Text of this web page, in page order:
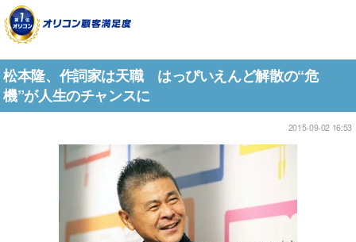
松本隆、作詞家は天職 はっぴいえんど解散の“危
機”が人生のチャンスに
2015-09-02 16:53